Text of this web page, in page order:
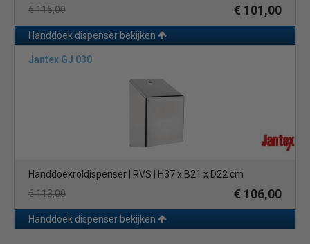
€ 115,00
€ 101,00
Handdoek dispenser bekijken
Jantex GJ 030
Handdoekroldispenser | RVS | H37 x B21 x D22 cm
€ 113,00
€ 106,00
Handdoek dispenser bekijken